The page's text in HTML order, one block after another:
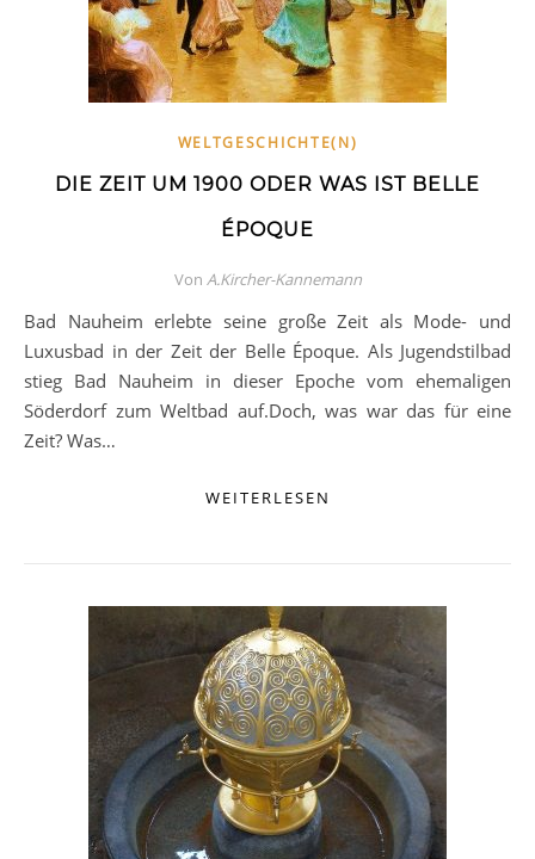
WELTGESCHICHTE(N)
DIE ZEIT UM 1900 ODER WAS IST BELLE
ÉPOQUE
Von A.Kircher-Kannemann
Bad Nauheim erlebte seine große Zeit als Mode- und
Luxusbad in der Zeit der Belle Époque. Als Jugendstilbad
stieg Bad Nauheim in dieser Epoche vom ehemaligen
Söderdorf zum Weltbad auf.Doch, was war das für eine
Zeit? Was…
WEITERLESEN